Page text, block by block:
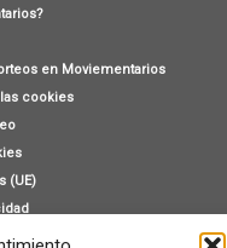
en Moviementarios
cookies
(UE)
nosotros